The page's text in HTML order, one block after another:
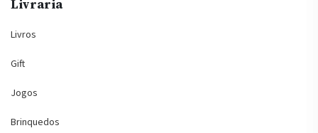
Livraria
Livros
Gift
Jogos
Brinquedos